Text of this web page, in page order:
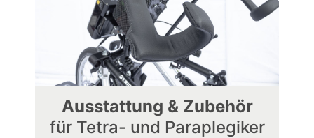
Ausstattung & Zubehör
für Tetra- und Paraplegiker